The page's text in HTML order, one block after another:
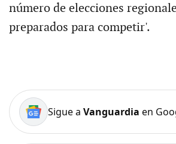
número de elecciones
preparados para competir'.
Sigue a Vanguardia en